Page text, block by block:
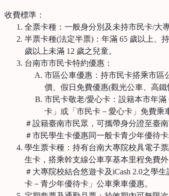
收費標準：
全票卡種：一般身分別及未持市民卡/大
半票卡種(法定半票)：年滿 65 歲以上、
歲以上未滿 12 歲之兒童。
台南市市民卡特約優惠：
市區公車優惠：持市民卡搭乘市區
價、假日免費優惠(觀光公車、高鐵
市民卡敬老/愛心卡：設籍本市年
卡」或「市民卡－愛心卡」免費乘
＃設籍臺南市民眾，可攜帶身分證至臺
＃市民學生卡優惠同一般卡青少年優待
學生票卡種：持有台南大專院校具電子
生卡，搭乘幹支線公車享基本里程免費外
＃大專院校結合悠遊卡及iCash 2.0之學
卡－青少年優待卡」公車乘車優惠。